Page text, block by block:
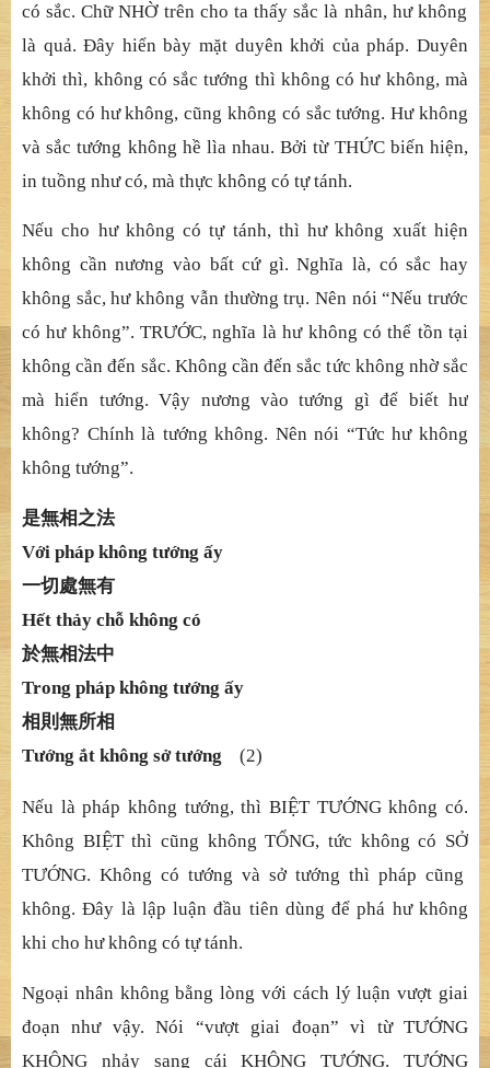
có sắc. ChữNHỜtrên cho ta thấy sắc là nhân, hư không
là quả.Đây hiển bày mặt duyên khởi của pháp. Duyên
khởi thì, không có sắc tướng thì không có hư không, mà
không có hư không, cũng không có sắc tướng. Hư không
và sắc tướng không hề lìa nhau. Bởi từTHỨC biến hiện,
in tuồng như có, mà thực không có tựtánh.
Nếu cho hư không có tựtánh, thì hư không xuất hiện
không cần nương vào bất cứgì. Nghĩa là, có sắc hay
không sắc, hư không vẫn thường trụ. Nên nói “Nếu trước
có hư không”. TRƯỚC, nghĩa là hư không có thể tồn tại
không cầnđến sắc. Không cầnđến sắc tức không nhờsắc
mà hiển tướng. Vậy nương vào tướng gìđể biết hư
không? Chính là tướng không. Nênnói “Tức hư không
không tướng”.
是無相之法
Với pháp không tướng ấy
一切處無有
Hết thảy chỗ không có
於無相法中
Trong pháp không tướng ấy
相則無所相
Tướng ắt không sởtướng (2)
Nếu là pháp không tướng, thì BIỆT TƯỚNG không có.
Không BIỆT thì cũng không TỔNG, tức không có SỞ
TƯỚNG. Không có tướng và sởtướng thì pháp cũng
không.Đây là lập luậnđầu tiên dùngđể phá hư không
khi cho hư không có tựtánh.
Ngoại nhân không bằng lòng với cách lý luận vượt giai
đoạn như vậy. Nói “vượt giai đoạn” vì từTƯỚNG
KHÔNG nhảy sang cái KHÔNG TƯỚNG. TƯỚNG